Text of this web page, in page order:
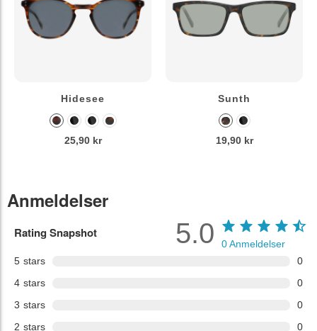
Hidesee
25,90 kr
Sunth
19,90 kr
Anmeldelser
Rating Snapshot
5 stars
0
4 stars
0
3 stars
0
2 stars
0
5.0 0Anmeldelser